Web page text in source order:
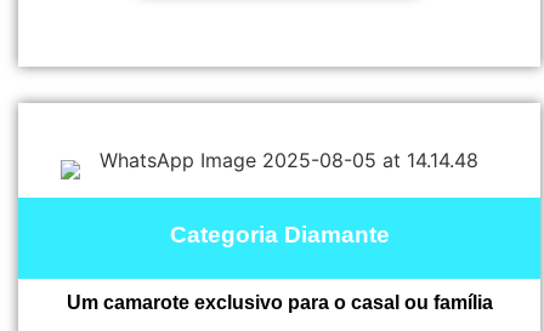
Categoria Diamante
Um camarote exclusivo para o casal ou família